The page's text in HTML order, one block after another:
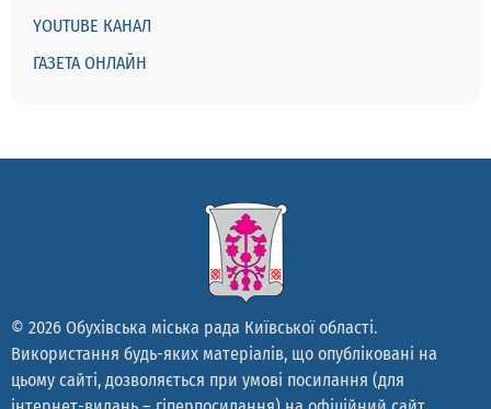
YOUTUBE КАНАЛ
ГАЗЕТА ОНЛАЙН
© 2026 Обухівська міська рада Київської області.
Використання будь-яких матеріалів, що опубліковані на
цьому сайті, дозволяється при умові посилання (для